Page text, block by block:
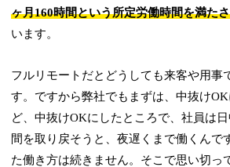
ヶ月160時間という所定労働時間を満た
います。
フルリモートだとどうしても来客や用事
す。ですから弊社でもまずは、中抜け
ど、中抜けOKにしたところで、社員は
間を取り戻そうと、夜遅くまで働くんで
た働き方は続きません。そこで思い切っ